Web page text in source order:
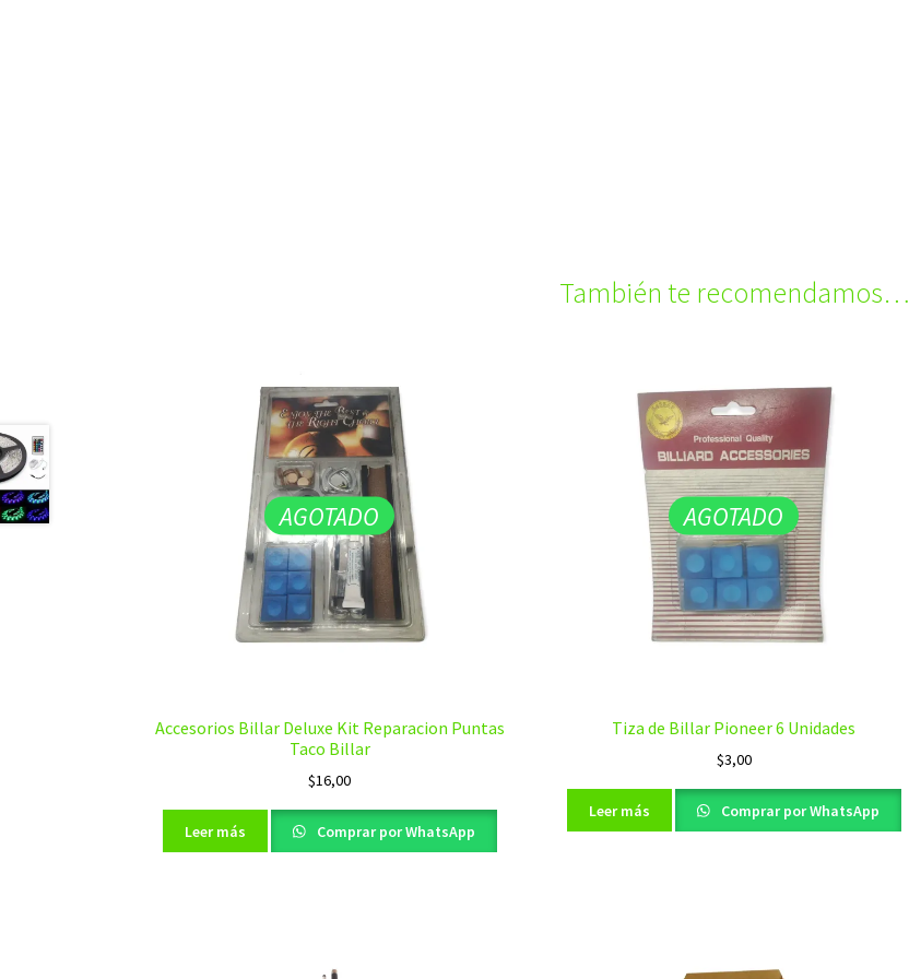
También te recomendamos…
AGOTADO
Accesorios Billar Deluxe Kit Reparacion Puntas
Taco Billar
$16,00
Leer más Comprar por WhatsApp
AGOTADO
Tiza de Billar Pioneer 6 Unidades
$3,00
Leer más Comprar por WhatsApp